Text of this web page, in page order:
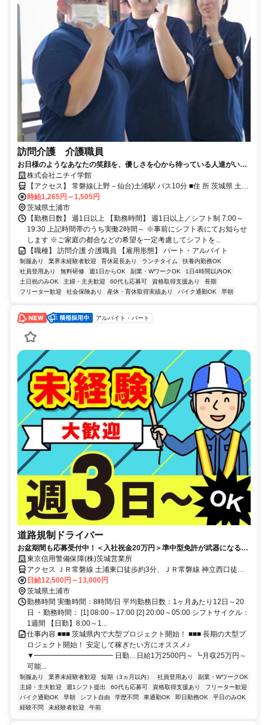
訪問介護 介護職員
お日様のようなあなたの笑顔を、優しさを心から待っている人達がいま
す 一緒に頑張りませんか？
株式会社ニチイ学館
【アクセス】 常磐線(上野－仙台)土浦駅 バス10分 ■住 所 茨城県 土浦
市 下高津1-19-33矢田ﾃﾅﾝﾄNo.1 ■アクセス 常磐線(上野－仙台)土浦駅
バス10分
時給1,265円～1,505円
茨城県土浦市
【勤務日数】 週1日以上 【勤務時間】 週1日以上／シフト制 7:00～
19:30 上記時間帯のうち実働2時間～ ※事前にシフト表にてお知らせ
します ※ご家庭の都合などの希望を一定考慮してシフトを...
【職種】 訪問介護 介護職員 【雇用形態】 パート・アルバイト
制服あり 業界未経験者歓迎 育休延長あり ランチタイム
扶養内勤務OK
社員登用あり
無料研修 週1日からOK 副業・WワークOK
1日4時間以内OK
土日祝のみOK
主婦・主夫歓迎 60代も応募可 資格取得支援あり
長期
フリーター歓迎
社会保険あり 産休・育休取得実績あり バイク通勤OK 早朝
アルバイト・パート
道路規制ドライバー
お盆期間も応募受付中！＜入社祝金20万円＞準中型免許が武器になる！
日給12,500円～｜週3日OK
東京信用警備保障(株)茨城営業所
アクセス ＪＲ常磐線 土浦東口徒歩約3分、ＪＲ常磐線 神立西口徒歩
約77分、ＪＲ常磐線 荒川沖東口徒歩約87分 土浦駅周辺｜直行直帰
OK｜車・バイク通勤可
日給12,500円～13,000円
茨城県土浦市
勤務時間 実働時間：8時間/日 平均勤務日数：1ヶ月あたり12日～20
日 ・勤務時間： [1] 08:00～17:00 [2] 20:00～05:00 シフトサイクル：
1週間 【日勤】8:00～1...
仕事内容 ■■■ 茨城県内で大型プロジェクト開始！ ■■■ 長期の大型プ
ロジェクト開始！ 安定して稼ぎたい方にオススメ♪
▼━━━━━━━━━━━ 日勤…日給1万2500円～ ┗月収25万円～
可能...
制服あり 業界未経験者歓迎 短期（3ヵ月以内） 社員登用あり
副業・WワークOK
主婦・主夫歓迎
週1シフト提出 60代も応募可 資格取得支援あり
フリーター歓迎
バイク通勤OK
早朝 シフト自由 学歴不問 車通勤OK 即日勤務OK
平日のみOK
経験不問
未経験者歓迎 午前